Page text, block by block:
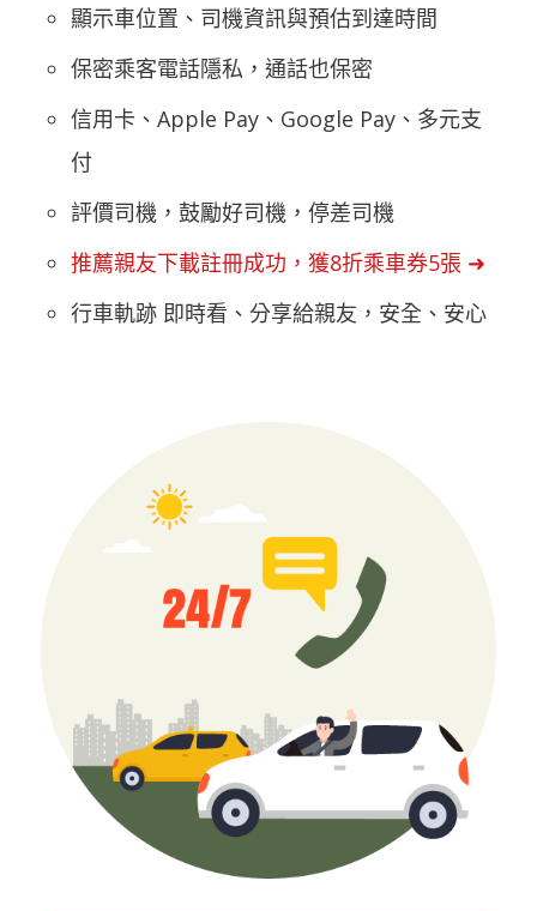
顯示車位置、司機資訊與預估到達時間
保密乘客電話隱私，通話也保密
信用卡、Apple Pay、Google Pay、多元支
付
評價司機，鼓勵好司機，停差司機
推薦親友下載註冊成功，獲8折乘車券5張 ➜
行車軌跡 即時看、分享給親友，安全、安心